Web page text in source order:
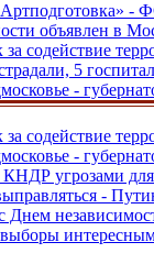
-
объявлен в
содействие
5
-
содействие
-
КНДР угрозами
-
Днем